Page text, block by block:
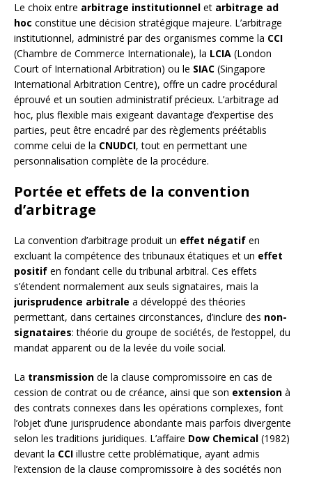
Le choix entre arbitrage institutionnel et arbitrage ad
hoc constitue une décision stratégique majeure. L’arbitrage
institutionnel, administré par des organismes comme la CCI
(Chambre de Commerce Internationale), la LCIA (London
Court of International Arbitration) ou le SIAC (Singapore
International Arbitration Centre), offre un cadre procédural
éprouvé et un soutien administratif précieux. L’arbitrage ad
hoc, plus flexible mais exigeant davantage d’expertise des
parties, peut être encadré par des règlements préétablis
comme celui de la CNUDCI, tout en permettant une
personnalisation complète de la procédure.
Portée et effets de la convention
d’arbitrage
La convention d’arbitrage produit un effet négatif en
excluant la compétence des tribunaux étatiques et un effet
positif en fondant celle du tribunal arbitral. Ces effets
s’étendent normalement aux seuls signataires, mais la
jurisprudence arbitrale a développé des théories
permettant, dans certaines circonstances, d’inclure des non-
signataires: théorie du groupe de sociétés, de l’estoppel, du
mandat apparent ou de la levée du voile social.
La transmission de la clause compromissoire en cas de
cession de contrat ou de créance, ainsi que son extension à
des contrats connexes dans les opérations complexes, font
l’objet d’une jurisprudence abondante mais parfois divergente
selon les traditions juridiques. L’affaire Dow Chemical (1982)
devant la CCI illustre cette problématique, ayant admis
l’extension de la clause compromissoire à des sociétés non